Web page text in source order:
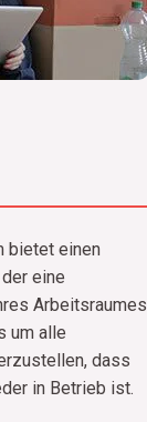
bietet einen
eine
Arbeitsraumes
um alle
dass
in Betrieb ist.